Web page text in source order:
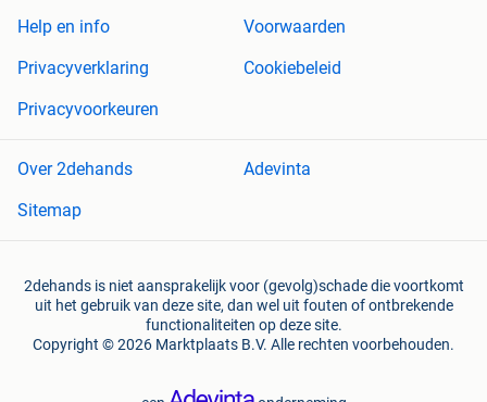
Help en info
Voorwaarden
Privacyverklaring
Cookiebeleid
Privacyvoorkeuren
Over 2dehands
Adevinta
Sitemap
2dehands is niet aansprakelijk voor (gevolg)schade die voortkomt
uit het gebruik van deze site, dan wel uit fouten of ontbrekende
functionaliteiten op deze site.
Copyright © 2026 Marktplaats B.V. Alle rechten voorbehouden.